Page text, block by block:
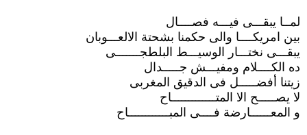
لمــا يبقـــى فيـــه فصــــال
بين امريكــــا والى حكمنا بشحتة الالعـــوبان
يبقـــى نختـــار الوسيـــط البلطجـــــــى
ده الكــــلام ومفيـــش جـــــدال
زيتنا أفضـــــل فى الدقيق المغربى
لا يصـــــح الا المتـــــــــــــاح
و المعــــــارضة فــــى المبــــــــــــاح